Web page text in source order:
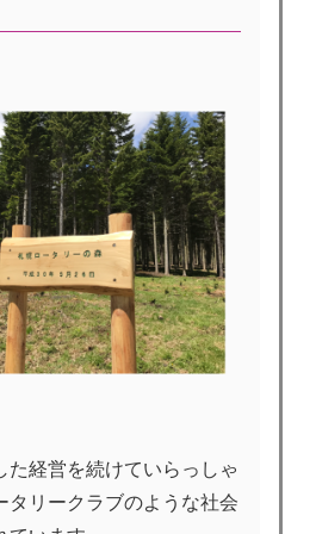
た経営を続けていらっしゃ
タリークラブのような社会